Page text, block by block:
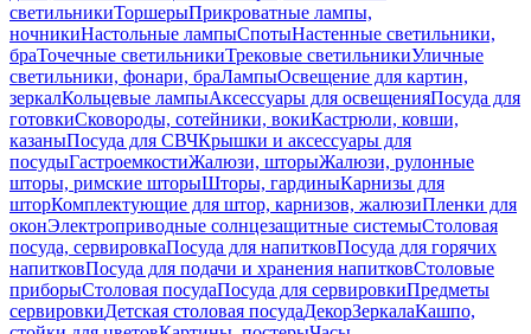
светильникиТоршерыПрикроватные лампы,
ночникиНастольные лампыСпотыНастенные светильники,
браТочечные светильникиТрековые светильникиУличные
светильники, фонари, браЛампыОсвещение для картин,
зеркалКольцевые лампыАксессуары для освещенияПосуда для
готовкиСковороды, сотейники, вокиКастрюли, ковши,
казаныПосуда для СВЧКрышки и аксессуары для
посудыГастроемкостиЖалюзи, шторыЖалюзи, рулонные
шторы, римские шторыШторы, гардиныКарнизы для
шторКомплектующие для штор, карнизов, жалюзиПленки для
оконЭлектроприводные солнцезащитные системыСтоловая
посуда, сервировкаПосуда для напитковПосуда для горячих
напитковПосуда для подачи и хранения напитковСтоловые
приборыСтоловая посудаПосуда для сервировкиПредметы
сервировкиДетская столовая посудаДекорЗеркалаКашпо,